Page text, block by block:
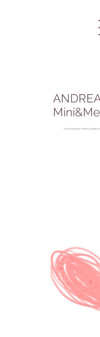
Mini&Me
... Vytvorená pre všetky podoby